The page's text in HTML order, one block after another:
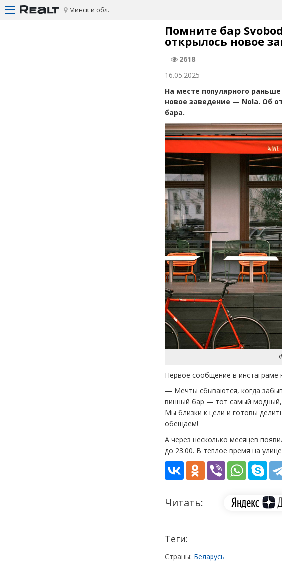
Минск и обл.
Помните бар
открылось новое
2618
16.05.2025
На месте популярного
новое заведение — Nola. Об
бара.
Первое сообщение в инстаграме
— Мечты сбываются, когда
винный бар — тот самый
Мы близки к цели и готовы
обещаем!
А через несколько месяцев
до 23.00. В теплое время на
Читать:
Теги:
Страны: Беларусь